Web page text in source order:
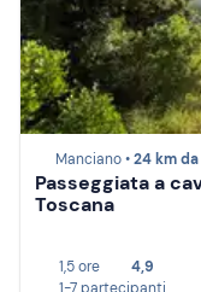
Manciano •24 km
Passeggiata a
Toscana
1,5 ore
4,9